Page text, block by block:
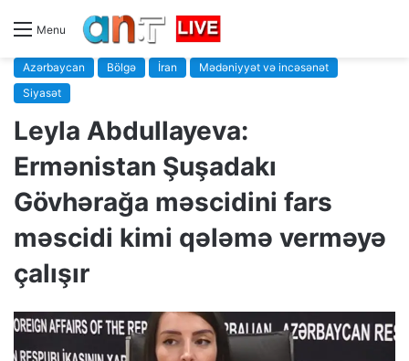
Menu
Azərbaycan Bölgə İran
Mədəniyyət və incəsənət
Siyasət
Leyla Abdullayeva:
Ermənistan Şuşadakı
Gövhərağa məscidini fars
məscidi kimi qələmə verməyə
çalışır